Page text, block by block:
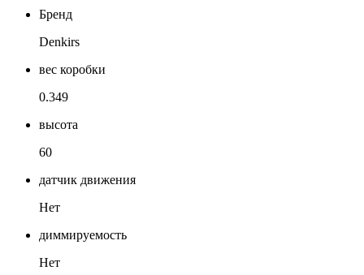
Бренд
Denkirs
вес коробки
0.349
высота
60
датчик движения
Нет
диммируемость
Нет